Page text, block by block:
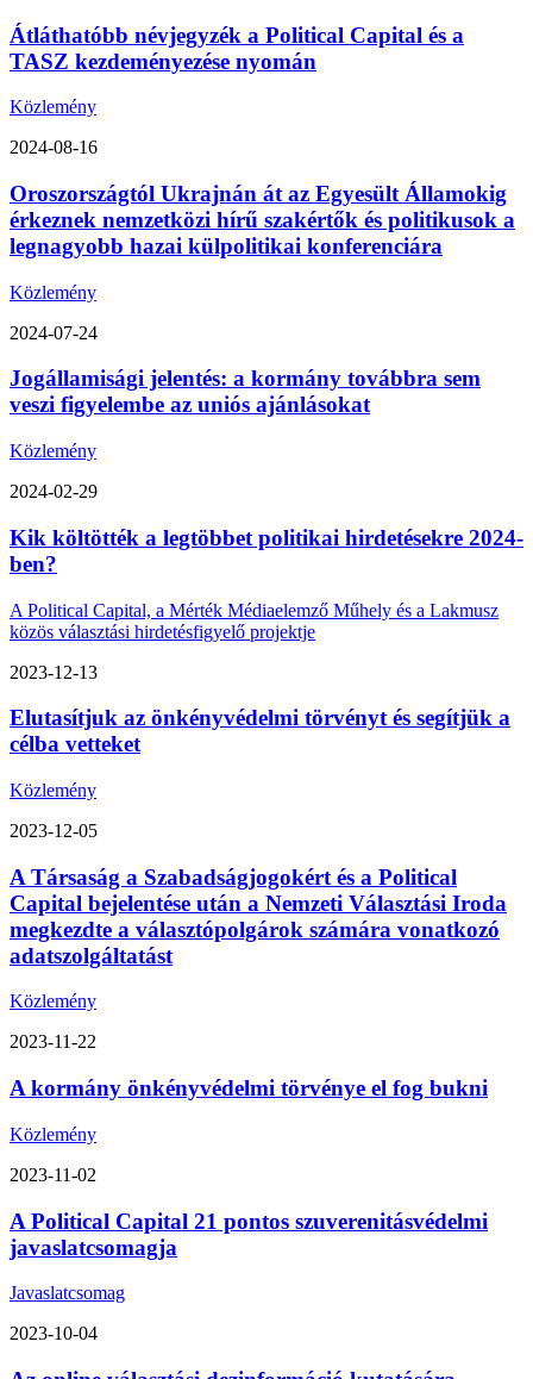
Átláthatóbb névjegyzék a Political Capital és a
TASZ kezdeményezése nyomán
Közlemény
2024-08-16
Oroszországtól Ukrajnán át az Egyesült Államokig
érkeznek nemzetközi hírű szakértők és politikusok a
legnagyobb hazai külpolitikai konferenciára
Közlemény
2024-07-24
Jogállamisági jelentés: a kormány továbbra sem
veszi figyelembe az uniós ajánlásokat
Közlemény
2024-02-29
Kik költötték a legtöbbet politikai hirdetésekre 2024-
ben?
A Political Capital, a Mérték Médiaelemző Műhely és a Lakmusz
közös választási hirdetésfigyelő projektje
2023-12-13
Elutasítjuk az önkényvédelmi törvényt és segítjük a
célba vetteket
Közlemény
2023-12-05
A Társaság a Szabadságjogokért és a Political
Capital bejelentése után a Nemzeti Választási Iroda
megkezdte a választópolgárok számára vonatkozó
adatszolgáltatást
Közlemény
2023-11-22
A kormány önkényvédelmi törvénye el fog bukni
Közlemény
2023-11-02
A Political Capital 21 pontos szuverenitásvédelmi
javaslatcsomagja
Javaslatcsomag
2023-10-04